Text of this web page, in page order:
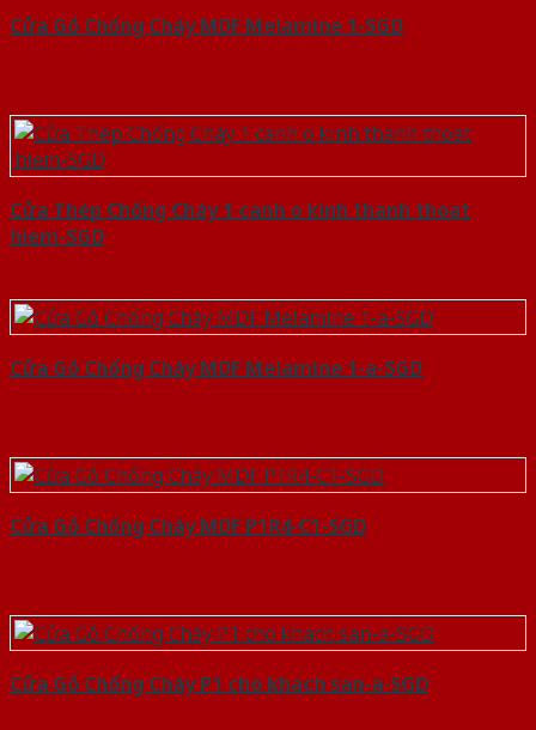
Cửa Gỗ Chống Cháy MDF Melamine 1-SGD
Cửa Thép Chống Cháy 1 canh o kinh thanh thoat
hiem-SGD
Cửa Gỗ Chống Cháy MDF Melamine 1-a-SGD
Cửa Gỗ Chống Cháy MDF P1R4-C1-SGD
Cửa Gỗ Chống Cháy P1 cho khach san-a-SGD